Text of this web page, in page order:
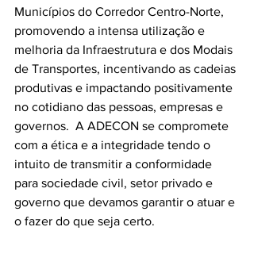
Municípios do Corredor Centro-Norte,
promovendo a intensa utilização e
melhoria da Infraestrutura e dos Modais
de Transportes, incentivando as cadeias
produtivas e impactando positivamente
no cotidiano das pessoas, empresas e
governos.  A ADECON se compromete
com a ética e a integridade tendo o
intuito de transmitir a conformidade
para sociedade civil, setor privado e
governo que devamos garantir o atuar e
o fazer do que seja certo.